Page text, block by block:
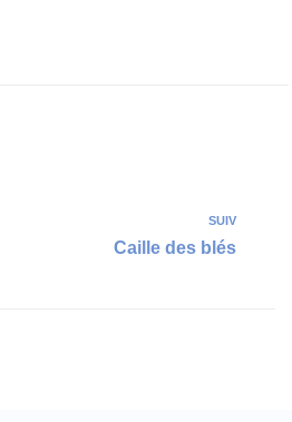
SUIV
Caille des blés